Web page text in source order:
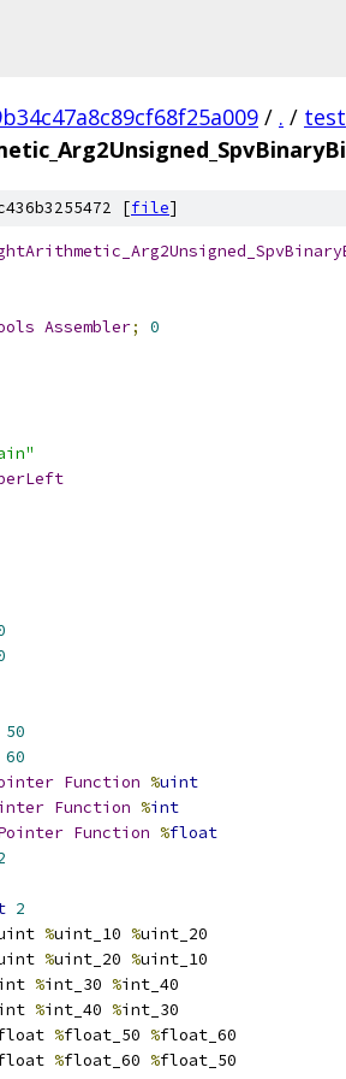
/ . / test
[file]
Assembler;
0
50
60
Function %uint
Function %int
Function %float
2
%uint_10 %uint_20
%uint_20 %uint_10
%int_30 %int_40
%int_40 %int_30
%float_50 %float_60
%float_60 %float_50